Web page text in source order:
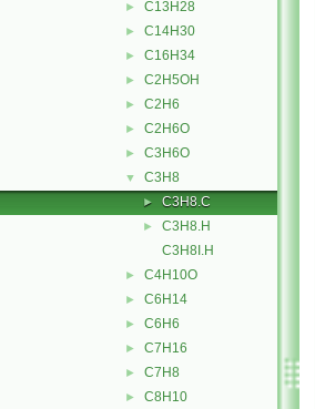
► C13H28
► C14H30
► C16H34
► C2H5OH
► C2H6
► C2H6O
► C3H6O
▼ C3H8
► C3H8.C
►
C3H8.H
C3H8I.H
► C4H10O
► C6H14
► C6H6
► C7H16
► C7H8
► C8H10